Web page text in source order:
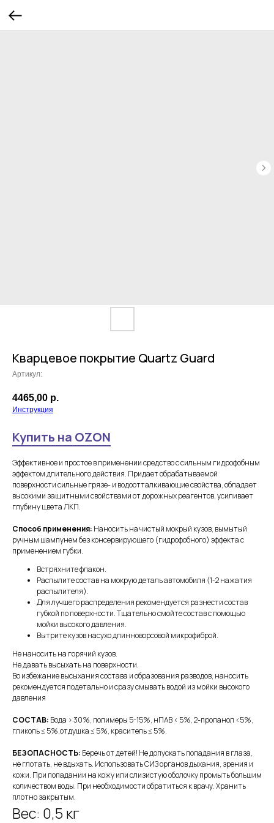
Кварцевое покрытие Quartz Guard
Артикул:
4465,00 р.
Инструкция
Купить на OZON
Эффективное и простое в применении средство с сильным гидрофобным
эффектом длительного действия. Придает обрабатываемой
поверхности сильные грязе- и водоотталкивающие свойства, обладает
высокими защитными свойствами от дорожных реагентов, усиливает
глубину цвета ЛКП.
Способ применения: Наносить на чистый мокрый кузов, вымытый
ручным шампунем без консервирующего (гидрофобного) эффекта с
применением губки.
Встряхните флакон.
Распылите состав на мокрую деталь автомобиля (1-2 нажатия
распылителя).
Для лучшего распределения рекомендуется разнести состав
губкой по поверхности. Тщательно смойте состав с помощью
мойки высокого давления.
Вытрите кузов насухо длинноворсовой микрофиброй.
Не наносить на горячий кузов.
Не давать высыхать на поверхности.
Во избежание высыхания состава и образования разводов, наносить
рекомендуется подетально и сразу смывать водой из мойки высокого
давления
СОСТАВ: Вода > 30%, полимеры 5-15%, нПАВ < 5%, 2-пропанол <5%,
гликоль ≤ 5%,отдушка ≤ 5%, краситель ≤ 5%.
БЕЗОПАСНОСТЬ: Беречь от детей! Не допускать попадания в глаза,
не глотать, не вдыхать. Использовать СИЗ органов дыхания, зрения и
кожи. При попадании на кожу или слизистую оболочку промыть большим
количеством воды. При необходимости обратиться к врачу. Хранить
плотно закрытым.
Вес: 0,5 кг